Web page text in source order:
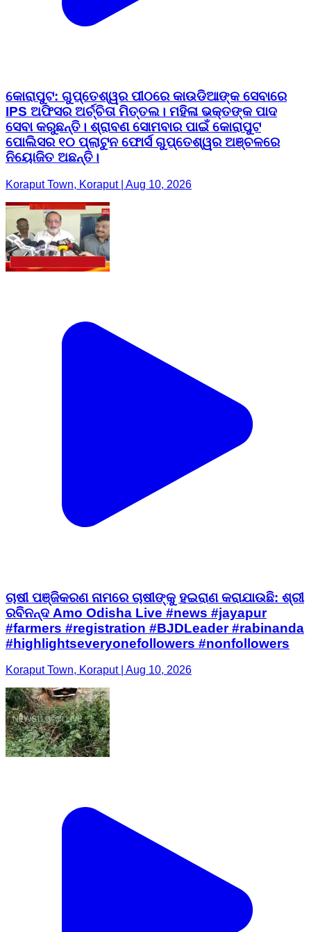
କୋରାପୁଟ: ଗୁପ୍ତେଶ୍ୱର ପୀଠରେ କାଉଡିଆଙ୍କ ସେବାରେ
IPS ଅଫିସର ଅର୍ଚ୍ଚିତା ମିତ୍ତଲ। ମହିଳା ଭକ୍ତଙ୍କ ପାଦ
ସେବା କରୁଛନ୍ତି। ଶ୍ରାବଣ ସୋମବାର ପାଇଁ କୋରାପୁଟ
ପୋଲିସର ୧୦ ପ୍ଲାଟୁନ ଫୋର୍ସ ଗୁପ୍ତେଶ୍ୱର ଅଞ୍ଚଳରେ
ନିୟୋଜିତ ଅଛନ୍ତି।
Koraput Town, Koraput | Aug 10, 2026
ଚାଷୀ ପଞ୍ଜିକରଣ ନାମରେ ଚାଷୀଙ୍କୁ ହଇରାଣ କରାଯାଉଛି: ଶ୍ରୀ
ରବିନନ୍ଦ Amo Odisha Live #news #jayapur
#farmers #registration #BJDLeader #rabinanda
#highlightseveryonefollowers #nonfollowers
Koraput Town, Koraput | Aug 10, 2026